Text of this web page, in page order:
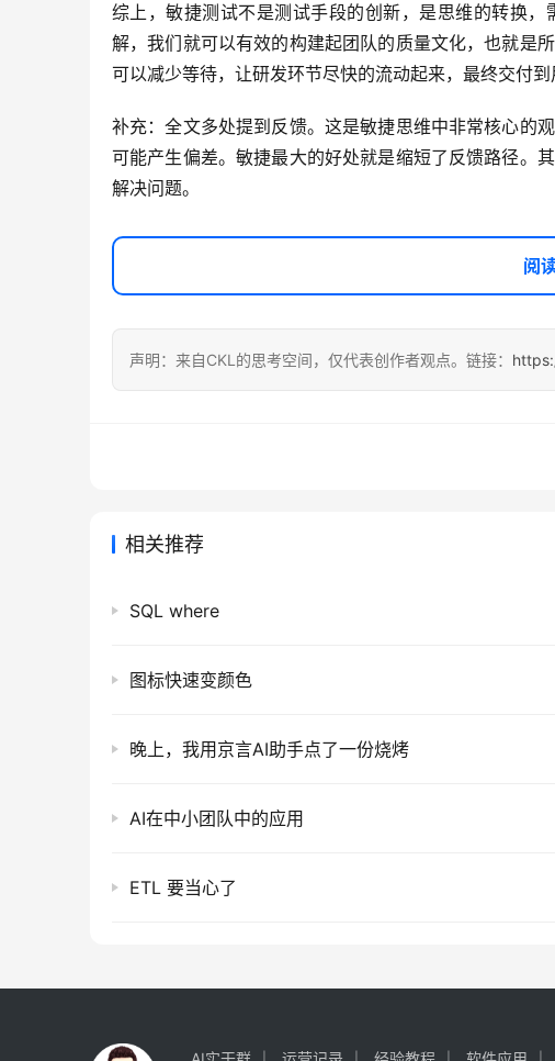
综上，敏捷测试不是测试手段的创新，是思维的转换
解，我们就可以有效的构建起团队的质量文化，也就是
可以减少等待，让研发环节尽快的流动起来，最终交付到
补充：全文多处提到反馈。这是敏捷思维中非常核心的
可能产生偏差。敏捷最大的好处就是缩短了反馈路径。
解决问题。
阅
声明：来自CKL的思考空间，仅代表创作者观点。链接：
相关推荐
SQL where
图标快速变颜色
晚上，我用京言AI助手点了一份烧烤
AI在中小团队中的应用
ETL 要当心了